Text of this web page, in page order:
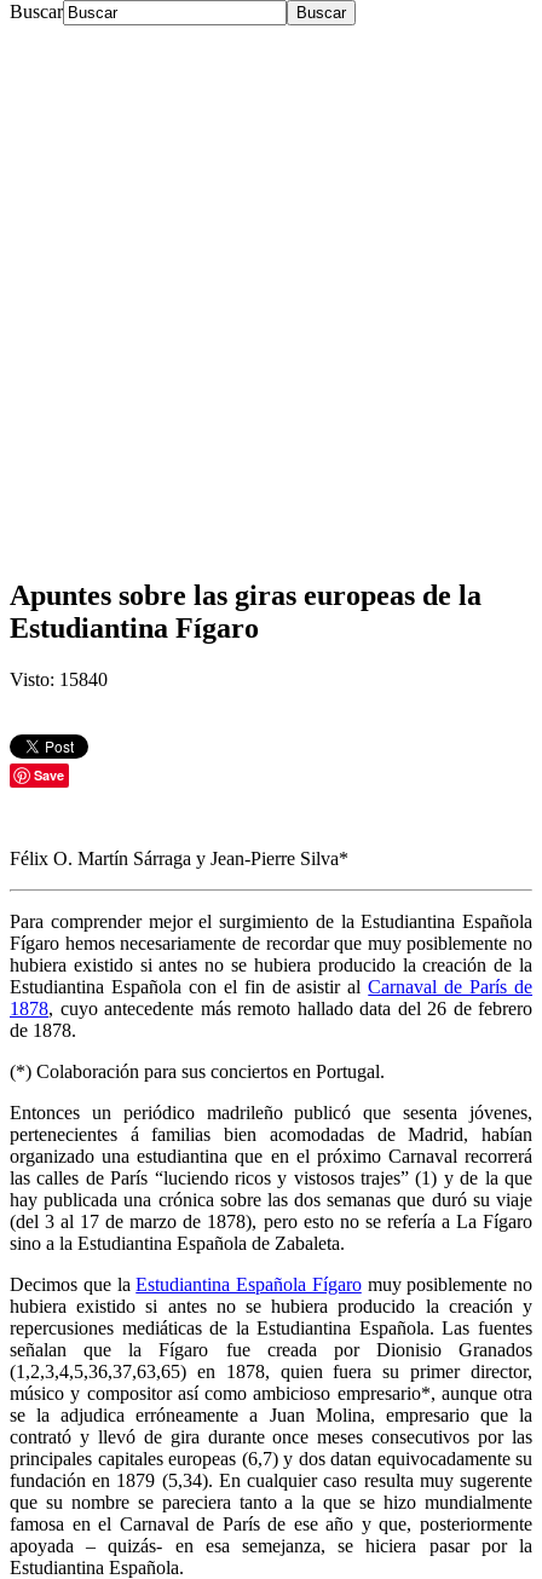
Buscar
Apuntes sobre las giras europeas de la
Estudiantina Fígaro
Visto: 15840
Save
Félix O. Martín Sárraga y Jean-Pierre Silva*
Para comprender mejor el surgimiento de la Estudiantina Española
Fígaro hemos necesariamente de recordar que muy posiblemente no
hubiera existido si antes no se hubiera producido la creación de la
Estudiantina Española con el fin de asistir alCarnaval de París de
1878, cuyo antecedente más remoto hallado data del 26 de febrero
de 1878.
(*) Colaboración para sus conciertos en Portugal.
Entonces un periódico madrileño publicó que sesenta jóvenes,
pertenecientes á familias bien acomodadas de Madrid, habían
organizado una estudiantina que en el próximo Carnaval recorrerá
las calles de París “luciendo ricos y vistosos trajes” (1) y de la que
hay publicada una crónica sobre las dos semanas que duró su viaje
(del 3 al 17 de marzo de 1878), pero esto no se refería a La Fígaro
sino a la Estudiantina Española de Zabaleta.
Decimos que laEstudiantina Española Fígaromuy posiblemente no
hubiera existido si antes no se hubiera producido la creación y
repercusiones mediáticas de la Estudiantina Española. Las fuentes
señalan que la Fígaro fue creada por Dionisio Granados
(1,2,3,4,5,36,37,63,65) en 1878, quien fuera su primer director,
músico y compositor así como ambicioso empresario*, aunque otra
se la adjudica erróneamente a Juan Molina, empresario que la
contrató y llevó de gira durante once meses consecutivos por las
principales capitales europeas (6,7) y dos datan equivocadamente su
fundación en 1879 (5,34). En cualquier caso resulta muy sugerente
que su nombre se pareciera tanto a la que se hizo mundialmente
famosa en el Carnaval de París de ese año y que, posteriormente
apoyada – quizás- en esa semejanza, se hiciera pasar por la
Estudiantina Española.